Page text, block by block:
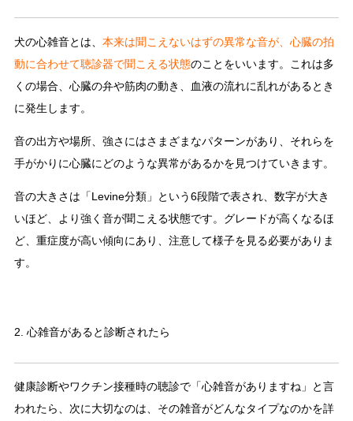
犬の心雑音とは、 本来は聞こえないはずの異常な音が、心臓の拍
動に合わせて聴診器で聞こえる状態のことをいいます。これは多
くの場合、心臓の弁や筋肉の動き、血液の流れに乱れがあるとき
に発生します。
音の出方や場所、強さにはさまざまなパターンがあり、それらを
手がかりに心臓にどのような異常があるかを見つけていきます。
音の大きさは「Levine分類」という6段階で表され、数字が大き
いほど、より強く音が聞こえる状態です。グレードが高くなるほ
ど、重症度が高い傾向にあり、注意して様子を見る必要がありま
す。
2. 心雑音があると診断されたら
健康診断やワクチン接種時の聴診で「心雑音がありますね」と言
われたら、次に大切なのは、その雑音がどんなタイプなのかを詳